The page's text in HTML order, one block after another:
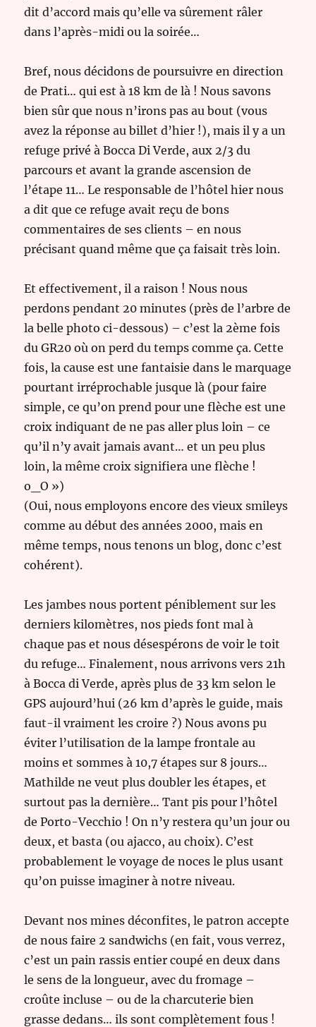
dit d’accord mais qu’elle va sûrement râler
dans l’après-midi ou la soirée…
Bref, nous décidons de poursuivre en direction
de Prati… qui est à 18 km de là ! Nous savons
bien sûr que nous n’irons pas au bout (vous
avez la réponse au billet d’hier !), mais il y a un
refuge privé à Bocca Di Verde, aux 2/3 du
parcours et avant la grande ascension de
l’étape 11… Le responsable de l’hôtel hier nous
a dit que ce refuge avait reçu de bons
commentaires de ses clients – en nous
précisant quand même que ça faisait très loin.
Et effectivement, il a raison ! Nous nous
perdons pendant 20 minutes (près de l’arbre de
la belle photo ci-dessous) – c’est la 2ème fois
du GR20 où on perd du temps comme ça. Cette
fois, la cause est une fantaisie dans le marquage
pourtant irréprochable jusque là (pour faire
simple, ce qu’on prend pour une flèche est une
croix indiquant de ne pas aller plus loin – ce
qu’il n’y avait jamais avant… et un peu plus
loin, la même croix signifiera une flèche !
o_O »)
(Oui, nous employons encore des vieux smileys
comme au début des années 2000, mais en
même temps, nous tenons un blog, donc c’est
cohérent).
Les jambes nous portent péniblement sur les
derniers kilomètres, nos pieds font mal à
chaque pas et nous désespérons de voir le toit
du refuge… Finalement, nous arrivons vers 21h
à Bocca di Verde, après plus de 33 km selon le
GPS aujourd’hui (26 km d’après le guide, mais
faut-il vraiment les croire ?) Nous avons pu
éviter l’utilisation de la lampe frontale au
moins et sommes à 10,7 étapes sur 8 jours…
Mathilde ne veut plus doubler les étapes, et
surtout pas la dernière… Tant pis pour l’hôtel
de Porto-Vecchio ! On n’y restera qu’un jour ou
deux, et basta (ou ajacco, au choix). C’est
probablement le voyage de noces le plus usant
qu’on puisse imaginer à notre niveau.
Devant nos mines déconfites, le patron accepte
de nous faire 2 sandwichs (en fait, vous verrez,
c’est un pain rassis entier coupé en deux dans
le sens de la longueur, avec du fromage –
croûte incluse – ou de la charcuterie bien
grasse dedans… ils sont complètement fous !